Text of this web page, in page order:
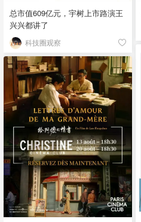
总市值609亿元，宇树上市路演王
兴兴都讲了
科技圈观察